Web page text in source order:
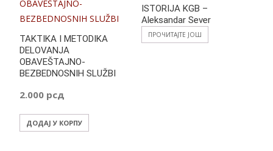
TAKTIKA I METODIKA
DELOVANJA
OBAVEŠTAJNO-
BEZBEDNOSNIH SLUŽBI
2.000 рсд
ДОДАЈ У КОРПУ
ISTORIJA KGB –
Aleksandar Sever
ПРОЧИТАЈТЕ ЈОШ